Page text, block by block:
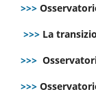
>>>
>>> La
>>>
>>>